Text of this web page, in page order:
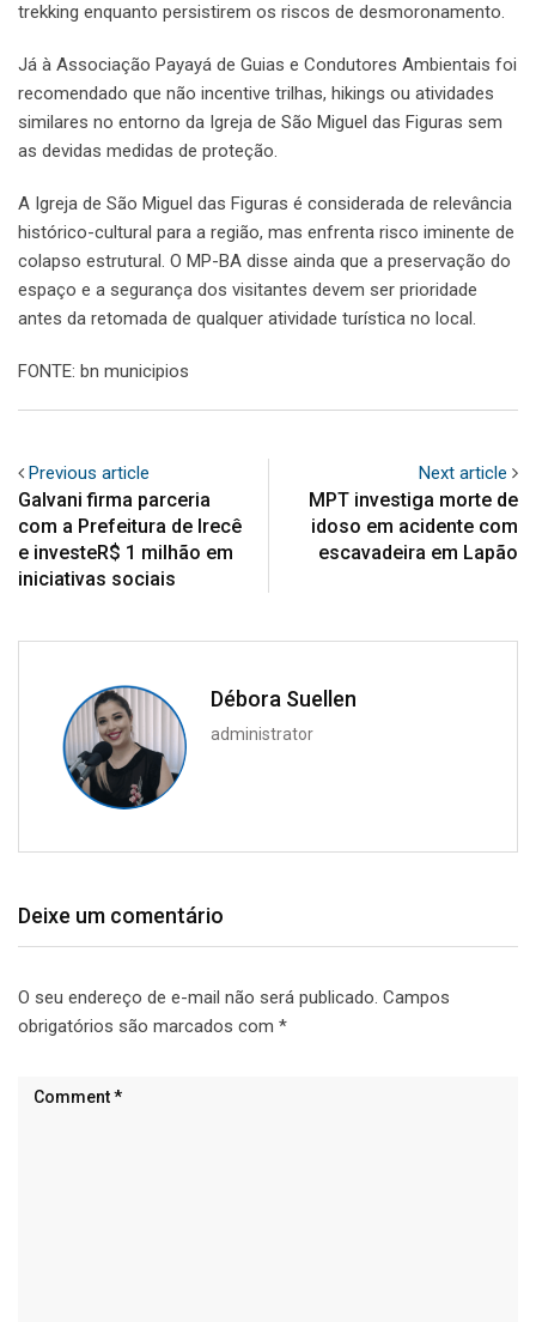
trekking enquanto persistirem os riscos de desmoronamento.
Já à Associação Payayá de Guias e Condutores Ambientais foi
recomendado que não incentive trilhas, hikings ou atividades
similares no entorno da Igreja de São Miguel das Figuras sem
as devidas medidas de proteção.
A Igreja de São Miguel das Figuras é considerada de relevância
histórico-cultural para a região, mas enfrenta risco iminente de
colapso estrutural. O MP-BA disse ainda que a preservação do
espaço e a segurança dos visitantes devem ser prioridade
antes da retomada de qualquer atividade turística no local.
FONTE: bn municipios
Previous article
Galvani firma parceria
com a Prefeitura de Irecê
e investeR$ 1 milhão em
iniciativas sociais
Next article
MPT investiga morte de
idoso em acidente com
escavadeira em Lapão
Débora Suellen
administrator
Deixe um comentário
O seu endereço de e-mail não será publicado. Campos
obrigatórios são marcados com *